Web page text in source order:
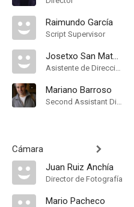
Raimundo García
Script Supervisor
Josetxo San Mateo
Asistente de Dirección
Mariano Barroso
Second Assistant Director
Cámara
Juan Ruiz Anchía
Director de Fotografía
Mario Pacheco